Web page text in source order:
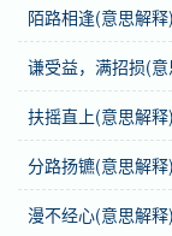
拼音 duǒ duǒ
注音 ㄉㄨㄛˇ ㄉ
繁体 躱躱閃閃
感情 躲躲闪闪是
陌路相逢(意思解释)
谦受益，满招损(
扶摇直上(意思解释)
分路扬镳(意思解释)
漫不经心(意思解释)